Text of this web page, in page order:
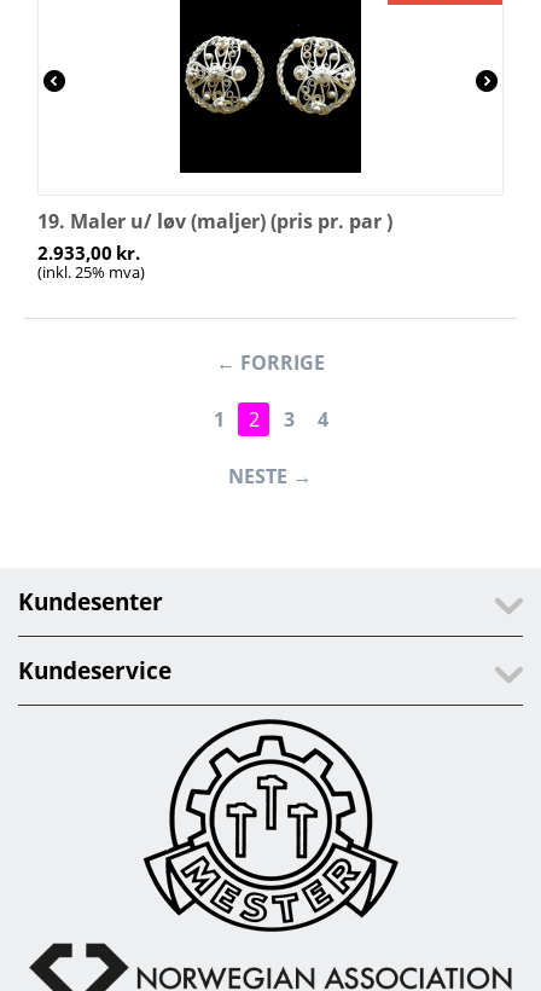
19. Maler u/ løv (maljer) (pris pr. par )
2.933,00 kr.
(inkl. 25% mva)
FORRIGE
1 2 3 4
NESTE
Kundesenter
Kundeservice